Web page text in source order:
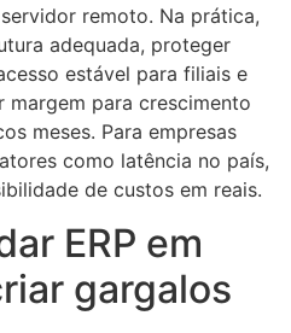
remoto. Na prática,
adequada, proteger
estável para filiais e
margem para crescimento
meses. Para empresas
como latência no país,
de custos em reais.
ERP em
gargalos